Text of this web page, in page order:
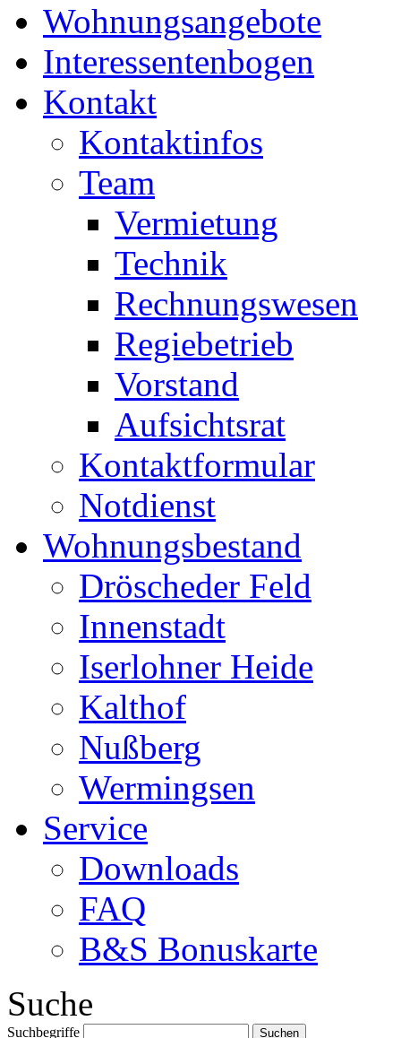
Wohnungsangebote
Interessentenbogen
Kontakt
Kontaktinfos
Team
Vermietung
Technik
Rechnungswesen
Regiebetrieb
Vorstand
Aufsichtsrat
Kontaktformular
Notdienst
Wohnungsbestand
Dröscheder Feld
Innenstadt
Iserlohner Heide
Kalthof
Nußberg
Wermingsen
Service
Downloads
FAQ
B&S Bonuskarte
Suche
Suchbegriffe